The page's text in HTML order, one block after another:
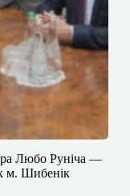
Любо Руніча —
м. Шибенік